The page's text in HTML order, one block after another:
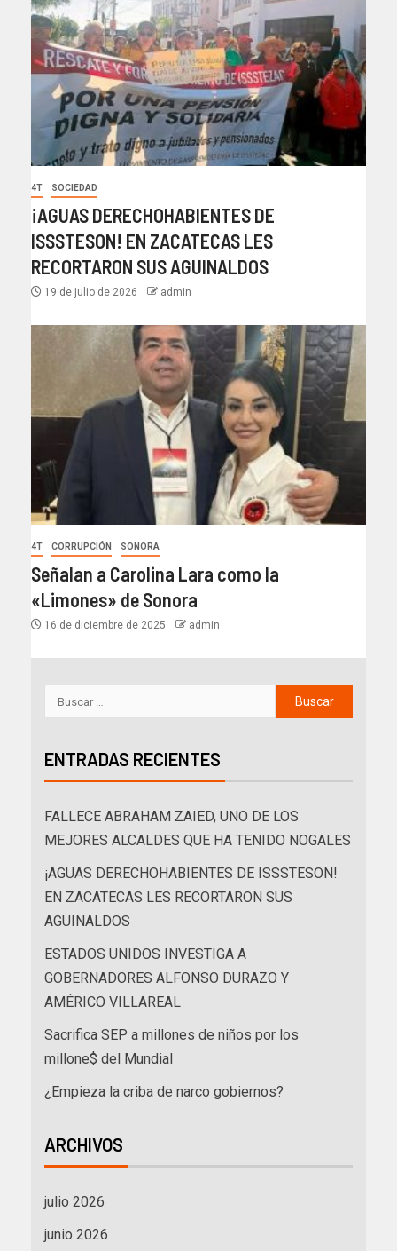
4T SOCIEDAD
¡AGUAS DERECHOHABIENTES DE
ISSSTESON! EN ZACATECAS LES
RECORTARON SUS AGUINALDOS
19 de julio de 2026 admin
4T CORRUPCIÓN SONORA
Señalan a Carolina Lara como la
«Limones» de Sonora
16 de diciembre de 2025 admin
ENTRADAS RECIENTES
FALLECE ABRAHAM ZAIED, UNO DE LOS
MEJORES ALCALDES QUE HA TENIDO NOGALES
¡AGUAS DERECHOHABIENTES DE ISSSTESON!
EN ZACATECAS LES RECORTARON SUS
AGUINALDOS
ESTADOS UNIDOS INVESTIGA A
GOBERNADORES ALFONSO DURAZO Y
AMÉRICO VILLAREAL
Sacrifica SEP a millones de niños por los
millone$ del Mundial
¿Empieza la criba de narco gobiernos?
ARCHIVOS
julio 2026
junio 2026